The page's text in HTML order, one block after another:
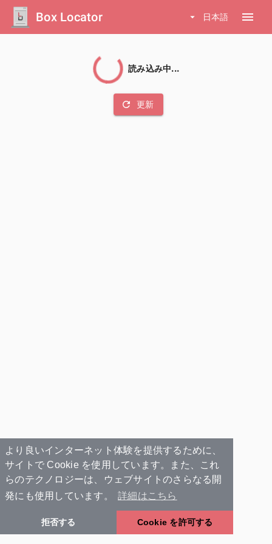
より良いインターネット体験を提供するために、
サイトで Cookie を使用しています。また、これ
らのテクノロジーは、ウェブサイトのさらなる開
発にも使用しています。
詳細はこちら
拒否する Cookie を許可する
Box Locator arrow_drop_down 日本語 menu
読み込み中...
refresh 更新